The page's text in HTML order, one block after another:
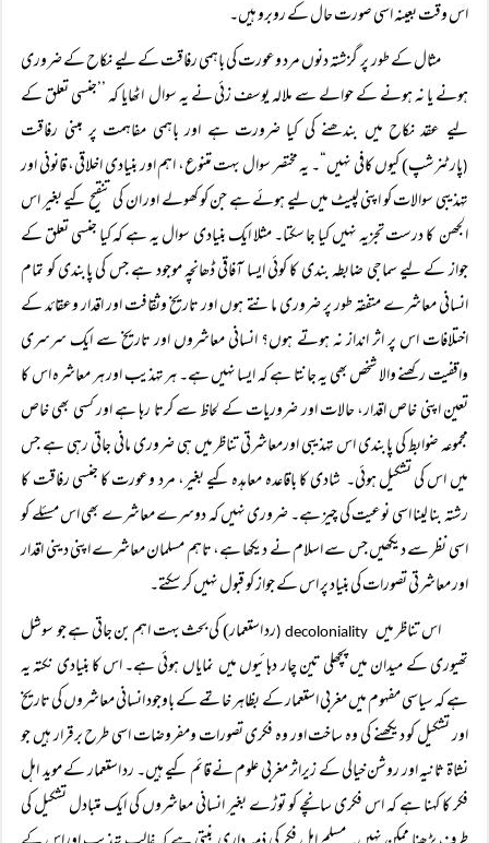
اس وقت بعینہ اسی صورت حال کے روبرو ہیں۔
مثال کے طور پر گزشتہ دنوں مرد وعورت کی باہمی رفاقت کے لیے نکاح کے ضروری
ہونے یا نہ ہونے کے حوالے سے ملالہ یوسف زئی نے یہ سوال اٹھایا کہ ’’جنسی تعلق کے
لیے عقد نکاح میں بندھنے کی کیا ضرورت ہے اور باہمی مفاہمت پر مبنی رفاقت
(پارٹنرشپ) کیوں کافی نہیں“۔ یہ مختصر سوال بہت متنوع، اہم اور بنیادی اخلاقی، قانونی اور
تہذیبی سوالات کو اپنی لپیٹ میں لیے ہوئے ہے جن کو کھولے اور ان کی تنقیح کیے بغیر اس
الجھن کا درست تجزیہ نہیں کیا جا سکتا۔ مثلا ایک بنیادی سوال یہ ہے کہ کیا جنسی تعلق کے
جواز کے لیے سماجی ضابطہ بندی کا کوئی ایسا آفاقی ڈھانچہ موجود ہے جس کی پابندی کو تمام
انسانی معاشرے متفقہ طور پر ضروری مانتے ہوں اور تاریخ وثقافت اور اقدار وعقائد کے
اختلافات اس پر اثر انداز نہ ہوتے ہوں؟ انسانی معاشروں اور تاریخ سے ایک سرسری
واقفیت رکھنے والا شخص بھی یہ جانتا ہے کہ ایسا نہیں ہے۔ ہر تہذیب اور ہر معاشرہ اس کا
تعین اپنی خاص اقدار، حالات اور ضروریات کے لحاظ سے کرتا رہا ہے اور کسی بھی خاص
مجموعہ ضوابط کی پابندی اس تہذیبی اورمعاشرتی تناظر میں ہی ضروری مانی جاتی رہی ہے جس
میں اس کی تشکیل ہوئی۔ شادی کا باقاعدہ معاہدہ کیے بغیر، مرد وعورت کا جنسی رفاقت کا
رشتہ بنا لینا اسی نوعیت کی چیز ہے۔ ضروری نہیں کہ دوسرے معاشرے بھی اس مسئلے کو
اسی نظر سے دیکھیں جس سے اسلام نے دیکھا ہے، تاہم مسلمان معاشرے اپنی دینی اقدار
اور معاشرتی تصورات کی بنیاد پر اس کے جواز کو قبول نہیں کر سکتے۔
اس تناظر میں
رد استعمار) کی بحث بہت اہم بن جاتی ہے جو سوشل
تھیوری کے میدان میں پچھلی تین چار دہائیوں میں نمایاں ہوئی ہے۔ اس کا بنیادی نکتہ یہ
ہے کہ سیاسی مفہوم میں مغربی استعمار کے بظاہر خاتمے کے باوجود انسانی معاشروں کی تاریخ
اور تشکیل کو دیکھنے کی وہ ساخت اور وہ فکری تصورات ومفروضات اسی طرح برقرار ہیں جو
نشاۃ ثانیہ اور روشن خیالی کے زیراثر مغربی علوم نے قائم کیے ہیں۔ رد استعمار کے موید اہل
فکر کا کہنا ہے کہ اس فکری سانچے کو توڑے بغیر انسانی معاشروں کی ایک متبادل تشکیل کی